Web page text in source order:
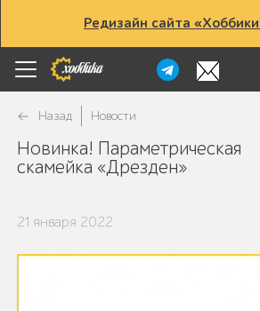
Редизайн сайта
Назад Новости
Новинка! Параметрическая
скамейка «Дрезден»
21 января 2022